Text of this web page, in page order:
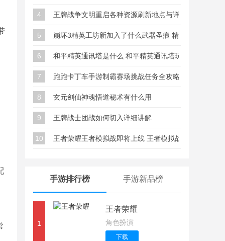
4 王牌战争文明重启各种资源刷新地点与详细位置大全
5 崩坏3精英工坊新加入了什么武器圣痕 精英工坊新武器
6 和平精英通讯塔是什么 和平精英通讯塔玩法详细解析
7 跑跑卡丁车手游制霸赛场挑战任务全攻略
8 玄元剑仙神魂悟道秘术有什么用
9 王牌战士团战如何切入详细讲解
10 王者荣耀王者模拟战即将上线 王者模拟战玩法介绍
手游排行榜 手游新品榜
1
王者荣耀
角色扮演
下载